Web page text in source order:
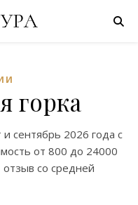
горка
и сентябрь 2026 года с
от 800 до 24000
отзыв со средней